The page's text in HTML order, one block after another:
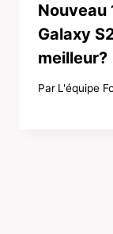
Nouveau
Galaxy
meilleur?
Par L'équipe